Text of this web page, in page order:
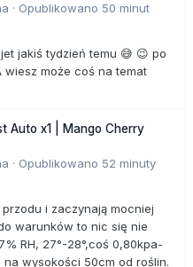
· Opublikowano 50 minut
jakiś tydzień temu 😅 😉 po
może coś na temat
Auto x1 | Mango Cherry
· Opublikowano 52 minuty
i zaczynają mocniej
warunków to nic się nie
RH, 27°-28°,coś 0,80kpa-
wysokości 50cm od roślin.